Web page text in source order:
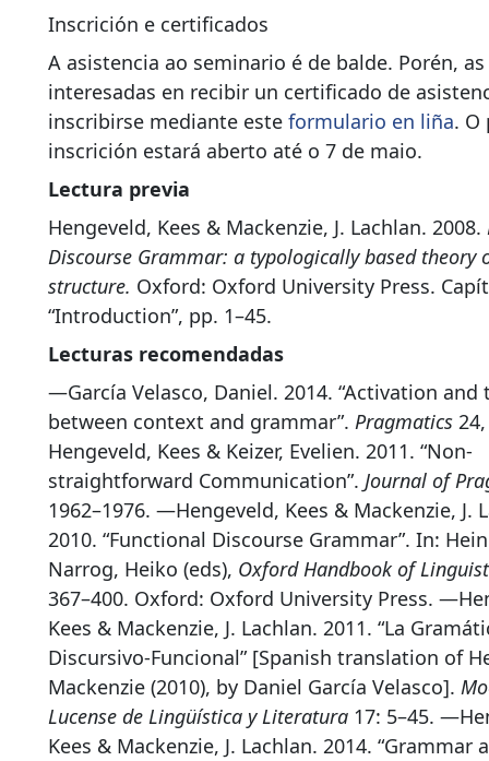
Inscrición e certificados
A asistencia ao seminario é de balde. Porén,
interesadas en recibir un certificado de
inscribirse mediante este formulario en liña. O
inscrición estará aberto até o 7 de maio.
Lectura previa
Hengeveld, Kees & Mackenzie, J. Lachlan. 2008.
Discourse Grammar: a typologically based theory
structure. Oxford: Oxford University Press.
“Introduction”, pp. 1–45.
Lecturas recomendadas
—García Velasco, Daniel. 2014. “Activation
between context and grammar”. Pragmatics
Hengeveld, Kees & Keizer, Evelien. 2011. “Non-
straightforward Communication”. Journal of
1962–1976. —Hengeveld, Kees & Mackenzie, J.
2010. “Functional Discourse Grammar”. In:
Narrog, Heiko (eds), Oxford Handbook of
367–400. Oxford: Oxford University Press.
Kees & Mackenzie, J. Lachlan. 2011. “La
Discursivo-Funcional” [Spanish translation of
Mackenzie (2010), by Daniel García Velasco].
Lucense de Lingüística y Literatura 17: 5–45.
Kees & Mackenzie, J. Lachlan. 2014. “Grammar